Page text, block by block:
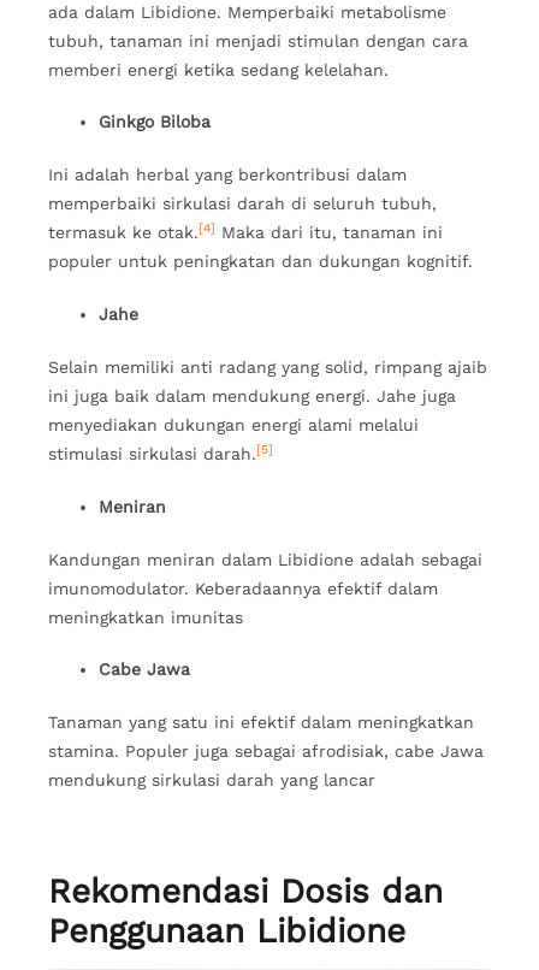
ada dalam Libidione. Memperbaiki metabolisme
tubuh, tanaman ini menjadi stimulan dengan cara
memberi energi ketika sedang kelelahan.
Ginkgo Biloba
Ini adalah herbal yang berkontribusi dalam
memperbaiki sirkulasi darah di seluruh tubuh,
termasuk ke otak.[4] Maka dari itu, tanaman ini
populer untuk peningkatan dan dukungan kognitif.
Jahe
Selain memiliki anti radang yang solid, rimpang ajaib
ini juga baik dalam mendukung energi. Jahe juga
menyediakan dukungan energi alami melalui
stimulasi sirkulasi darah.[5]
Meniran
Kandungan meniran dalam Libidione adalah sebagai
imunomodulator. Keberadaannya efektif dalam
meningkatkan imunitas
Cabe Jawa
Tanaman yang satu ini efektif dalam meningkatkan
stamina. Populer juga sebagai afrodisiak, cabe Jawa
mendukung sirkulasi darah yang lancar
Rekomendasi Dosis dan
Penggunaan Libidione